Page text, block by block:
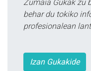
Zumaia Gukak zu
behar du tokiko
profesionalean
Izan Gukakide